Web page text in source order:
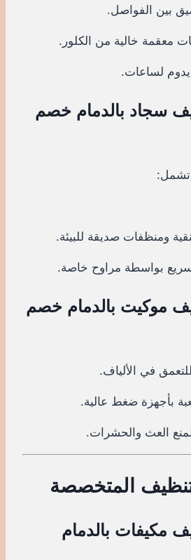
بين الفواصل.
معقمة خالية من الكلور.
لساعات.
سجاد بالدمام خصم
تشمل:
ومنظفات صديقة للبيئة.
بواسطة مراوح خاصة.
موكيت بالدمام خصم
في الألياف.
بأجهزة ضغط عالية.
العث والحشرات.
مكيفات بالدمام